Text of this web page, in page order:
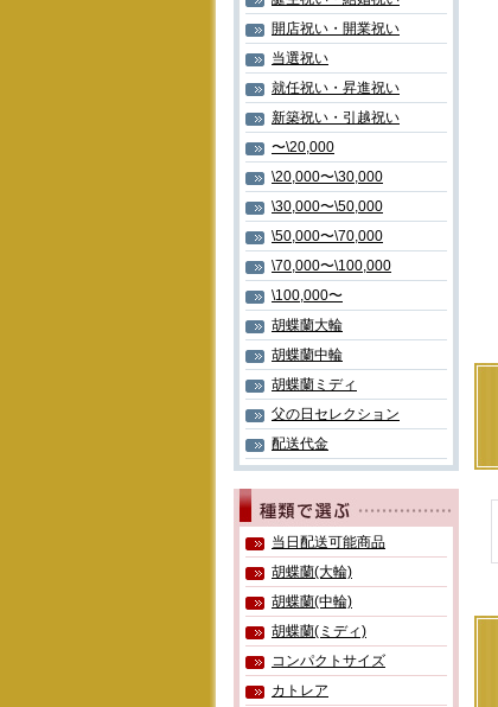
開店祝い・開業祝い
当選祝い
就任祝い・昇進祝い
新築祝い・引越祝い
〜\20,000
\20,000〜\30,000
\30,000〜\50,000
\50,000〜\70,000
\70,000〜\100,000
\100,000〜
胡蝶蘭大輪
胡蝶蘭中輪
胡蝶蘭ミディ
父の日セレクション
配送代金
当日配送可能商品
胡蝶蘭(大輪)
胡蝶蘭(中輪)
胡蝶蘭(ミディ)
コンパクトサイズ
カトレア